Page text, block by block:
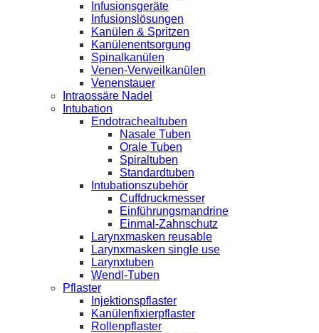
Infusionsgeräte
Infusionslösungen
Kanülen & Spritzen
Kanülenentsorgung
Spinalkanülen
Venen-Verweilkanülen
Venenstauer
Intraossäre Nadel
Intubation
Endotrachealtuben
Nasale Tuben
Orale Tuben
Spiraltuben
Standardtuben
Intubationszubehör
Cuffdruckmesser
Einführungsmandrine
Einmal-Zahnschutz
Larynxmasken reusable
Larynxmasken single use
Larynxtuben
Wendl-Tuben
Pflaster
Injektionspflaster
Kanülenfixierpflaster
Rollenpflaster